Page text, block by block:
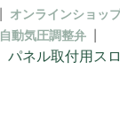
オンラインショッ
自動気圧調整弁
パネル取付用ス